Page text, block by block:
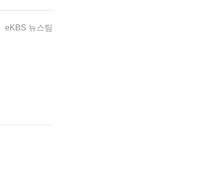
eKBS 뉴스팀